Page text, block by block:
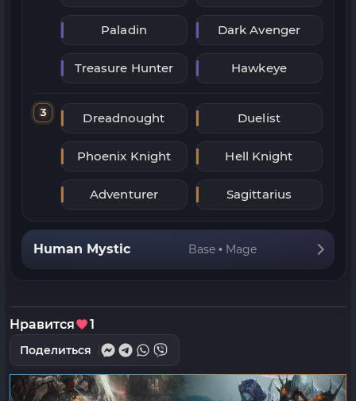
Paladin Dark Avenger
Treasure Hunter Hawkeye
3 Dreadnought Duelist
Phoenix Knight Hell Knight
Adventurer Sagittarius
Human Mystic Base • Mage
Нравится 1
Поделиться